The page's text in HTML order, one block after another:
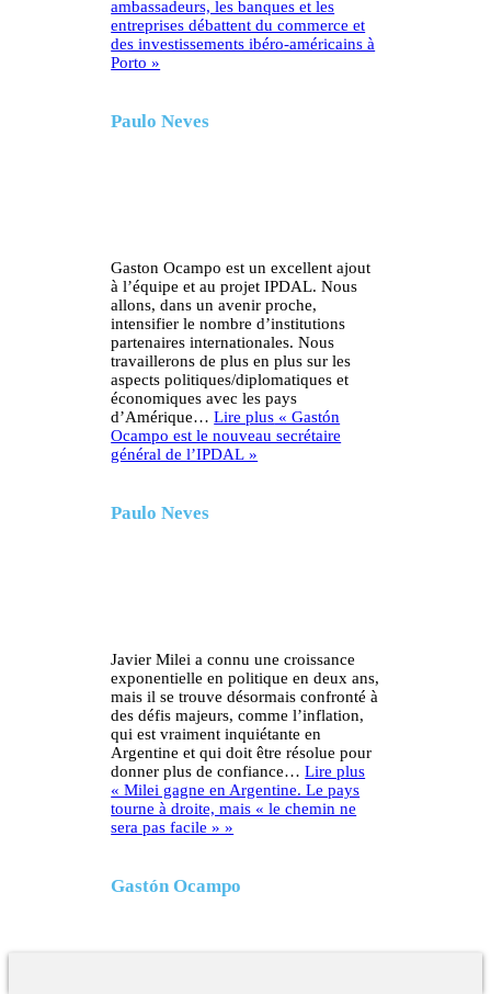
ambassadeurs, les banques et les
entreprises débattent du commerce et
des investissements ibéro-américains à
Porto »
Paulo Neves
Gaston Ocampo est un excellent ajout
à l’équipe et au projet IPDAL. Nous
allons, dans un avenir proche,
intensifier le nombre d’institutions
partenaires internationales. Nous
travaillerons de plus en plus sur les
aspects politiques/diplomatiques et
économiques avec les pays
d’Amérique…Lire plus « Gastón
Ocampo est le nouveau secrétaire
général de l’IPDAL »
Paulo Neves
Javier Milei a connu une croissance
exponentielle en politique en deux ans,
mais il se trouve désormais confronté à
des défis majeurs, comme l’inflation,
qui est vraiment inquiétante en
Argentine et qui doit être résolue pour
donner plus de confiance…Lire plus
« Milei gagne en Argentine. Le pays
tourne à droite, mais « le chemin ne
sera pas facile » »
Gastón Ocampo